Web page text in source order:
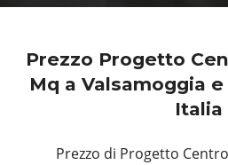
Prezzo Progetto
Mq a Valsamoggia
Italia
Prezzo di Progetto